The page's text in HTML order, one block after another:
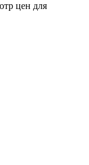
цен для